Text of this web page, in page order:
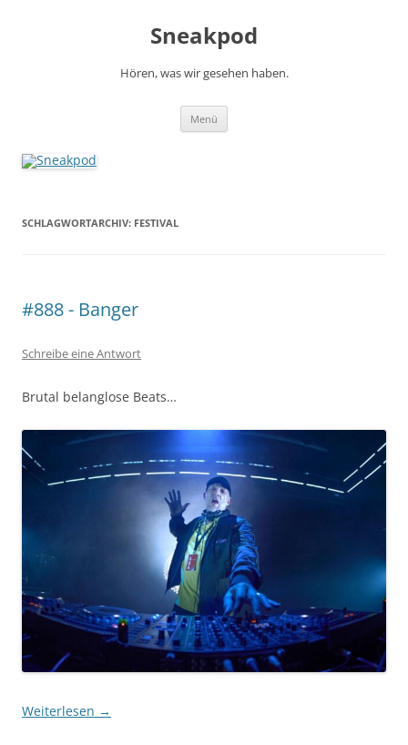
Sneakpod
Hören, was wir gesehen haben.
Menü
SCHLAGWORTARCHIV: FESTIVAL
#888 - Banger
Schreibe eine Antwort
Brutal belanglose Beats…
Weiterlesen →